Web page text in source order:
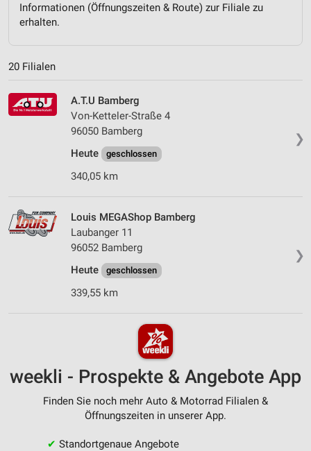
Informationen (Öffnungszeiten & Route) zur Filiale zu
erhalten.
20 Filialen
❯
A.T.U Bamberg
Von-Ketteler-Straße 4
96050 Bamberg
Heute
geschlossen
340,05 km
❯
Louis MEGAShop Bamberg
Laubanger 11
96052 Bamberg
Heute
geschlossen
339,55 km
weekli - Prospekte & Angebote App
Finden Sie noch mehr Auto & Motorrad Filialen &
Öffnungszeiten in unserer App.
✔ Standortgenaue Angebote